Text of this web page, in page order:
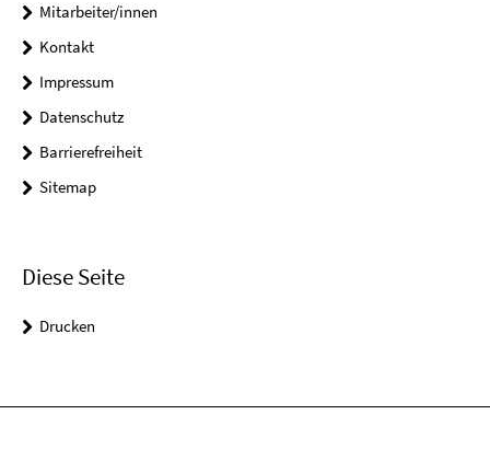
Mitarbeiter/innen
Kontakt
Impressum
Datenschutz
Barrierefreiheit
Sitemap
Diese Seite
Drucken